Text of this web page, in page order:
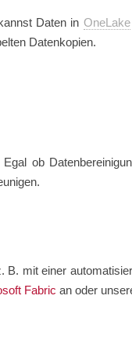
Daten in OneLake
Datenkopien.
ob
mit einer
Fabric an oder